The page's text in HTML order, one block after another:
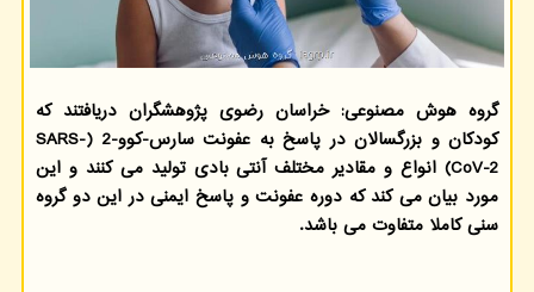
گروه هوش مصنوعی: خراسان رضوی پژوهشگران دریافتند كه
كودكان و بزرگسالان در پاسخ به عفونت سارس-كوو-2 (SARS-
CoV-2) انواع و مقادیر مختلف آنتی بادی تولید می كنند و این
مورد بیان می كند كه دوره عفونت و پاسخ ایمنی در این دو گروه
سنی كاملا متفاوت می باشد.